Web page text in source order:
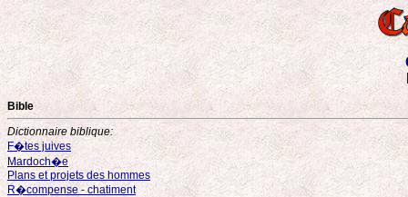
Bible
Dictionnaire biblique:
F�tes juives
Mardoch�e
Plans et projets des hommes
R�compense - chatiment